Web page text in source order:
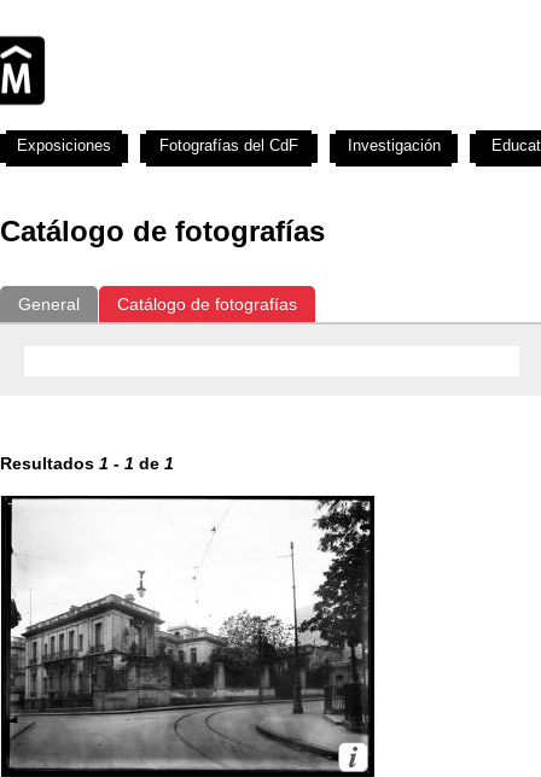
Catálogo de fotografías
General Catálogo de fotografías
Resultados 1 - 1 de 1
Exposiciones Fotografías del CdF Investigación